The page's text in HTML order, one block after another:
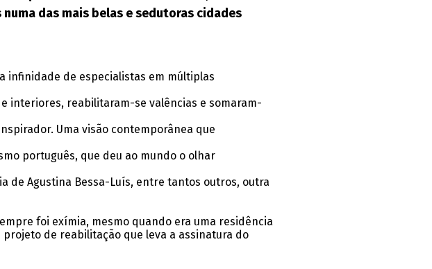
das mais belas e sedutoras cidades
infinidade de especialistas em múltiplas
interiores, reabilitaram-se valências e somaram-
Uma visão contemporânea que
português, que deu ao mundo o olhar
de Agustina Bessa-Luís, entre tantos outros, outra
foi exímia, mesmo quando era uma residência
de reabilitação que leva a assinatura do